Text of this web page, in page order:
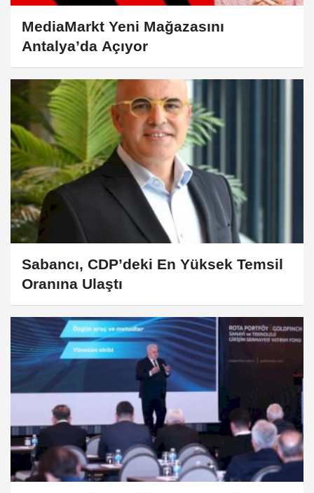
MediaMarkt Yeni Mağazasını
Antalya’da Açıyor
Sabancı, CDP’deki En Yüksek Temsil
Oranına Ulaştı